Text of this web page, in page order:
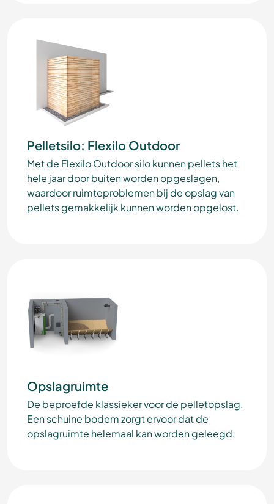
Pelletsilo: Flexilo Outdoor
Met de Flexilo Outdoor silo kunnen pellets het
hele jaar door buiten worden opgeslagen,
waardoor ruimteproblemen bij de opslag van
pellets gemakkelijk kunnen worden opgelost.
Opslagruimte
De beproefde klassieker voor de pelletopslag.
Een schuine bodem zorgt ervoor dat de
opslagruimte helemaal kan worden geleegd.